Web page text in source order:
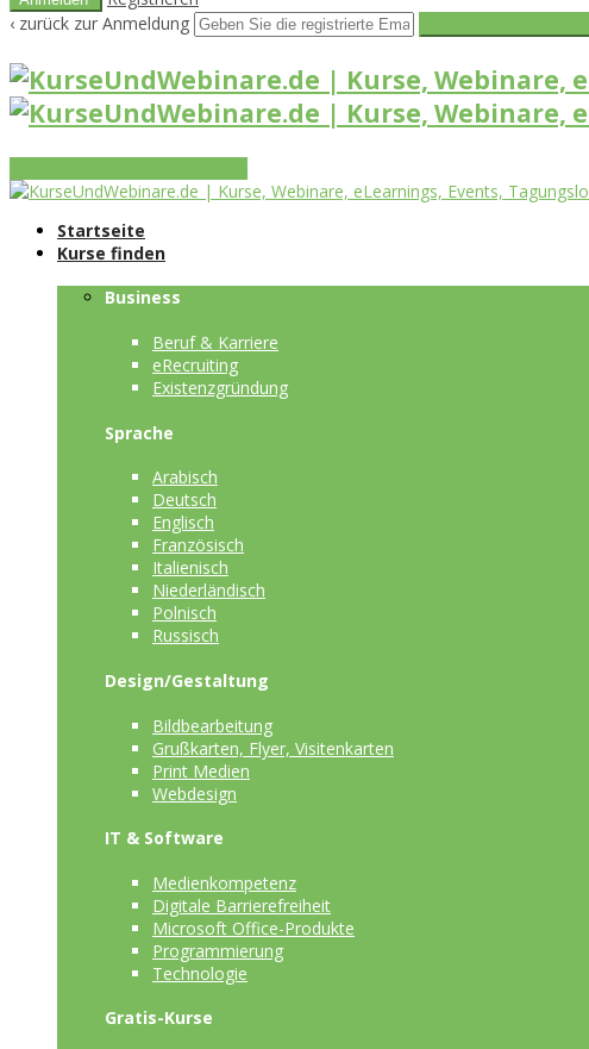
‹ zurück zur Anmeldung
Startseite
Kurse finden
Business
Beruf & Karriere
eRecruiting
Existenzgründung
Sprache
Arabisch
Deutsch
Englisch
Französisch
Italienisch
Niederländisch
Polnisch
Russisch
Design/Gestaltung
Bildbearbeitung
Grußkarten, Flyer, Visitenkarten
Print Medien
Webdesign
IT & Software
Medienkompetenz
Digitale Barrierefreiheit
Microsoft Office-Produkte
Programmierung
Technologie
Gratis-Kurse